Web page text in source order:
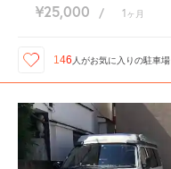
¥25,000 / 1 ヶ月
146 人がお気に入りの駐車場